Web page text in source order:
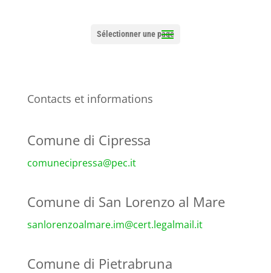
Sélectionner une page
Contacts et informations
Comune di Cipressa
comunecipressa@pec.it
Comune di San Lorenzo al Mare
sanlorenzoalmare.im@cert.legalmail.it
Comune di Pietrabruna